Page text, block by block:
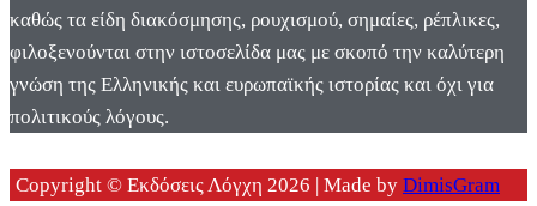
καθώς τα είδη διακόσμησης, ρουχισμού, σημαίες, ρέπλικες,
φιλοξενούνται στην ιστοσελίδα μας με σκοπό την καλύτερη
γνώση της Ελληνικής και ευρωπαϊκής ιστορίας και όχι για
πολιτικούς λόγους.
Copyright © Εκδόσεις Λόγχη 2026 | Made by DimisGram